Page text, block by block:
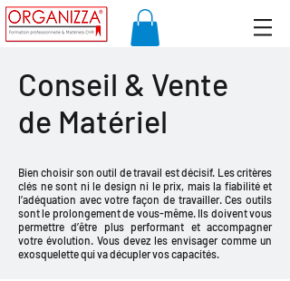
Conseil & Vente
de Matériel
Bien choisir son outil de travail est décisif. Les critères
clés ne sont ni le design ni le prix, mais la fiabilité et
l’adéquation avec votre façon de travailler. Ces outils
sont le prolongement de vous-même. Ils doivent vous
permettre d’être plus performant et accompagner
votre évolution. Vous devez les envisager comme un
exosquelette qui va décupler vos capacités.